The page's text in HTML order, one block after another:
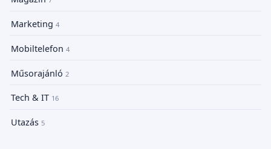
Marketing 4
Mobiltelefon 4
Műsorajánló 2
Tech & IT 16
Utazás 5